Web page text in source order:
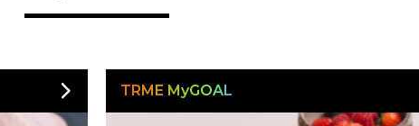
TRME MyGOAL